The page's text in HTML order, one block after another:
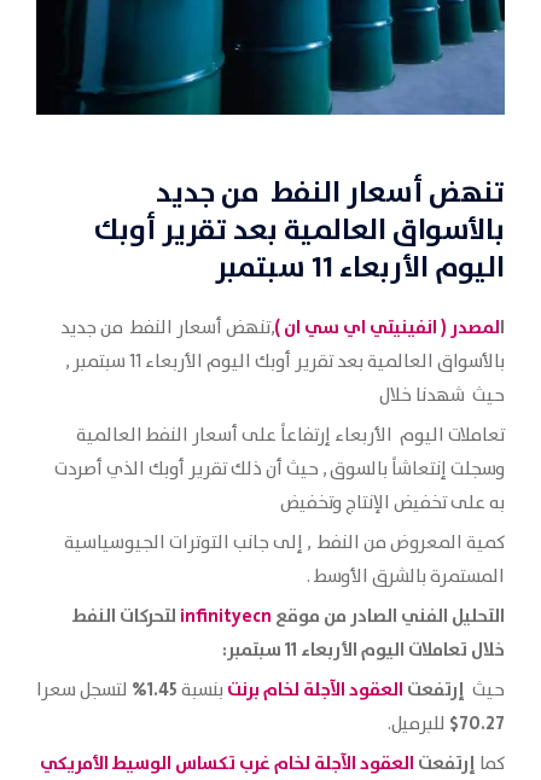
تنهض أسعار النفط من جديد
بالأسواق العالمية بعد تقرير أوبك
اليوم الأربعاء 11 سبتمبر
المصدر (انفينيتي اي سي ان),تنهض أسعار النفط من جديد
بالأسواق العالمية بعد تقرير أوبك اليوم الأربعاء 11 سبتمبر ,
حيث شهدنا خلال
تعاملات اليوم الأربعاء إرتفاعاً على أسعار النفط العالمية
وسجلت إنتعاشاً بالسوق , حيث أن ذلك تقرير أوبك الذي أصردت
به على تخفيض الإنتاج وتخفيض
كمية المعروض من النفط , إلى جانب التوترات الجيوسياسية
المستمرة بالشرق الأوسط .
التحليل الفني الصادر من موقع infinityecn لتحركات النفط
خلال تعاملات اليوم الأربعاء 11 سبتمبر
:
حيث إرتفعت العقود الآجلة لخامبرنت بنسبة1.45% لتسجل سعرا
70.27$ للبرميل.
كما إرتفعت العقود الآجلة لخام غرب تكساس الوسيط الأمريكي